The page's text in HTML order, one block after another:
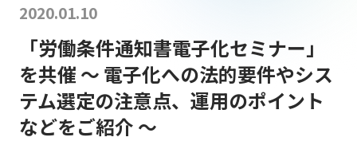
2020.01.10
「労働条件通知書電子化セミナー」
を共催 ～ 電子化への法的要件やシス
テム選定の注意点、運用のポイント
などをご紹介 ～